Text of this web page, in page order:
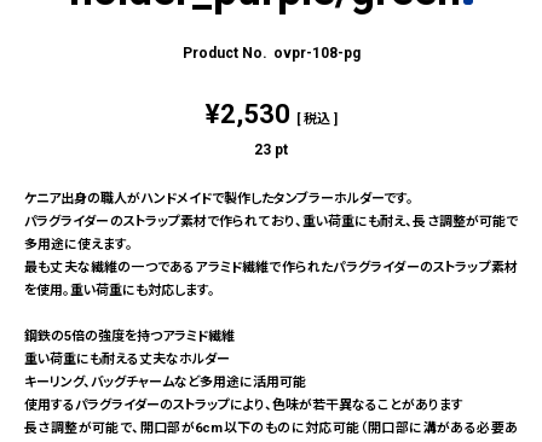
ovpr-108-pg
¥2,530 税込
23 pt
ケニア出身の職人がハンドメイドで製作したタンブラーホルダーです。
パラグライダーのストラップ素材で作られており、重い荷重にも耐え、長さ調整が可能で
多用途に使えます。
最も丈夫な繊維の一つであるアラミド繊維で作られたパラグライダーのストラップ素材
を使用。重い荷重にも対応します。
鋼鉄の5倍の強度を持つアラミド繊維
重い荷重にも耐える丈夫なホルダー
キーリング、バッグチャームなど多用途に活用可能
使用するパラグライダーのストラップにより、色味が若干異なることがあります
長さ調整が可能で、開口部が6cm以下のものに対応可能（開口部に溝がある必要あ